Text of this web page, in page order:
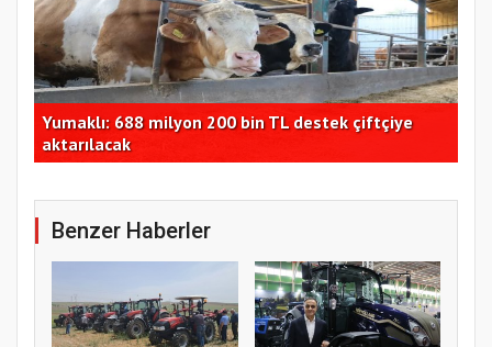
TMO Genel Müdürü Güldal'dan üreticiye alım
güvencesi
Benzer Haberler